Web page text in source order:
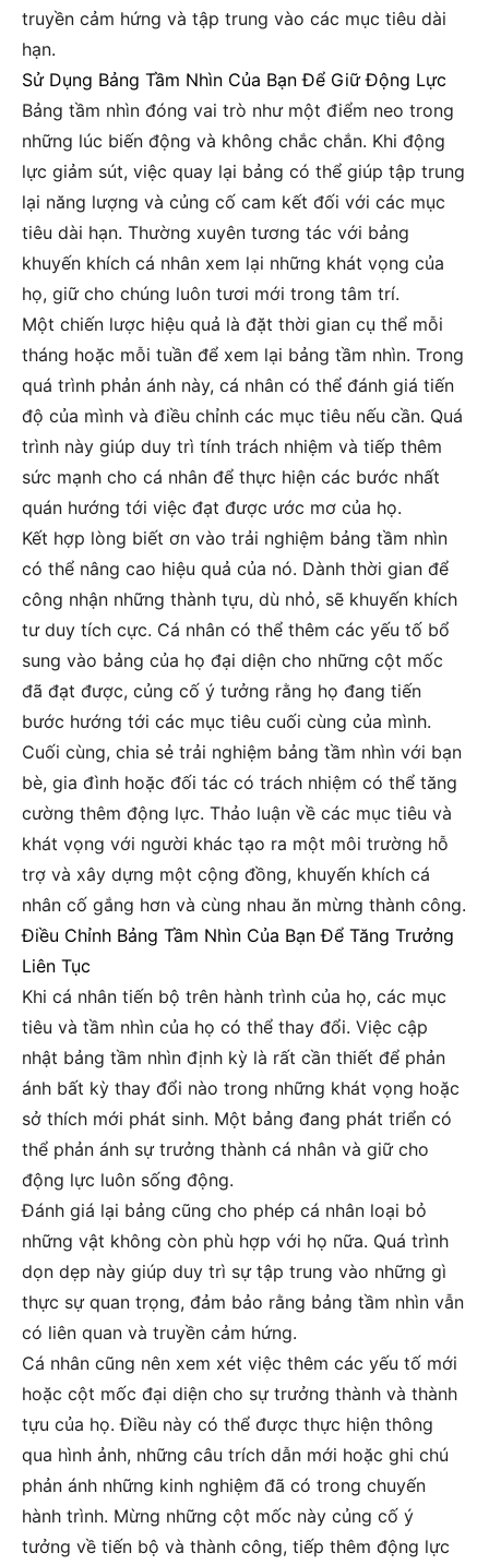
truyền cảm hứng và tập trung vào các mục tiêu dài
hạn.
Sử Dụng Bảng Tầm Nhìn Của Bạn Để Giữ Động Lực
Bảng tầm nhìn đóng vai trò như một điểm neo trong
những lúc biến động và không chắc chắn. Khi động
lực giảm sút, việc quay lại bảng có thể giúp tập trung
lại năng lượng và củng cố cam kết đối với các mục
tiêu dài hạn. Thường xuyên tương tác với bảng
khuyến khích cá nhân xem lại những khát vọng của
họ, giữ cho chúng luôn tươi mới trong tâm trí.
Một chiến lược hiệu quả là đặt thời gian cụ thể mỗi
tháng hoặc mỗi tuần để xem lại bảng tầm nhìn. Trong
quá trình phản ánh này, cá nhân có thể đánh giá tiến
độ của mình và điều chỉnh các mục tiêu nếu cần. Quá
trình này giúp duy trì tính trách nhiệm và tiếp thêm
sức mạnh cho cá nhân để thực hiện các bước nhất
quán hướng tới việc đạt được ước mơ của họ.
Kết hợp lòng biết ơn vào trải nghiệm bảng tầm nhìn
có thể nâng cao hiệu quả của nó. Dành thời gian để
công nhận những thành tựu, dù nhỏ, sẽ khuyến khích
tư duy tích cực. Cá nhân có thể thêm các yếu tố bổ
sung vào bảng của họ đại diện cho những cột mốc
đã đạt được, củng cố ý tưởng rằng họ đang tiến
bước hướng tới các mục tiêu cuối cùng của mình.
Cuối cùng, chia sẻ trải nghiệm bảng tầm nhìn với bạn
bè, gia đình hoặc đối tác có trách nhiệm có thể tăng
cường thêm động lực. Thảo luận về các mục tiêu và
khát vọng với người khác tạo ra một môi trường hỗ
trợ và xây dựng một cộng đồng, khuyến khích cá
nhân cố gắng hơn và cùng nhau ăn mừng thành công.
Điều Chỉnh Bảng Tầm Nhìn Của Bạn Để Tăng Trưởng
Liên Tục
Khi cá nhân tiến bộ trên hành trình của họ, các mục
tiêu và tầm nhìn của họ có thể thay đổi. Việc cập
nhật bảng tầm nhìn định kỳ là rất cần thiết để phản
ánh bất kỳ thay đổi nào trong những khát vọng hoặc
sở thích mới phát sinh. Một bảng đang phát triển có
thể phản ánh sự trưởng thành cá nhân và giữ cho
động lực luôn sống động.
Đánh giá lại bảng cũng cho phép cá nhân loại bỏ
những vật không còn phù hợp với họ nữa. Quá trình
dọn dẹp này giúp duy trì sự tập trung vào những gì
thực sự quan trọng, đảm bảo rằng bảng tầm nhìn vẫn
có liên quan và truyền cảm hứng.
Cá nhân cũng nên xem xét việc thêm các yếu tố mới
hoặc cột mốc đại diện cho sự trưởng thành và thành
tựu của họ. Điều này có thể được thực hiện thông
qua hình ảnh, những câu trích dẫn mới hoặc ghi chú
phản ánh những kinh nghiệm đã có trong chuyến
hành trình. Mừng những cột mốc này củng cố ý
tưởng về tiến bộ và thành công, tiếp thêm động lực